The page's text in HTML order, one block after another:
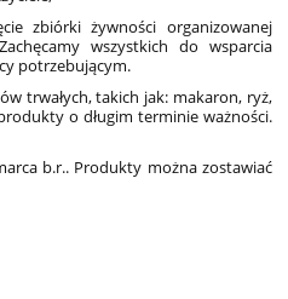
zbiórki żywności organizowanej
wszystkich do wsparcia
potrzebującym.
trwałych, takich jak: makaron, ryż,
o długim terminie ważności.
b.r.. Produkty można zostawiać